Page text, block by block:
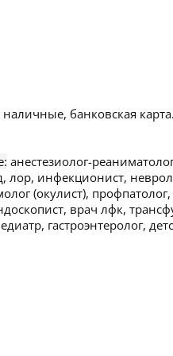
банковская карта.
анестезиолог-
инфекционист,
(окулист), профпатолог,
врач лфк,
гастроэнтеролог,